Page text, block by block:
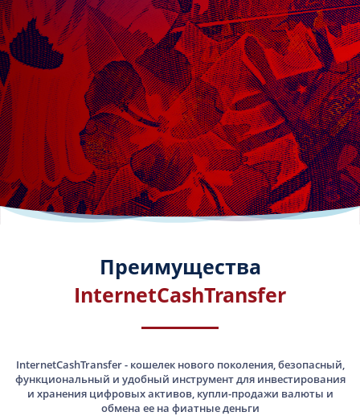
Преимущества
InternetCashTransfer
InternetCashTransfer - кошелек нового поколения, безопасный,
функциональный и удобный инструмент для инвестирования
и хранения цифровых активов, купли-продажи валюты и
обмена ее на фиатные деньги